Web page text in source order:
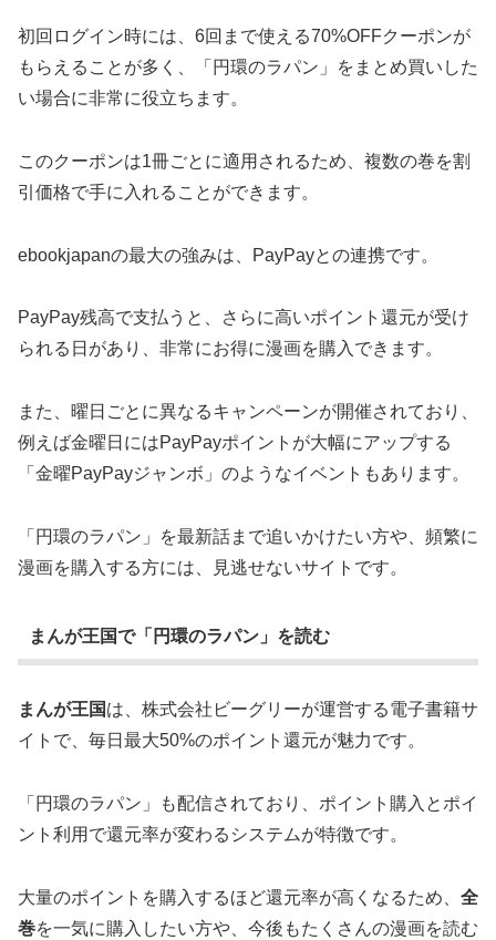
初回ログイン時には、6回まで使える70%OFFクーポンが
もらえることが多く、「円環のラパン」をまとめ買いした
い場合に非常に役立ちます。
このクーポンは1冊ごとに適用されるため、複数の巻を割
引価格で手に入れることができます。
ebookjapanの最大の強みは、PayPayとの連携です。
PayPay残高で支払うと、さらに高いポイント還元が受け
られる日があり、非常にお得に漫画を購入できます。
また、曜日ごとに異なるキャンペーンが開催されており、
例えば金曜日にはPayPayポイントが大幅にアップする
「金曜PayPayジャンボ」のようなイベントもあります。
「円環のラパン」を最新話まで追いかけたい方や、頻繁に
漫画を購入する方には、見逃せないサイトです。
まんが王国で「円環のラパン」を読む
まんが王国は、株式会社ビーグリーが運営する電子書籍サ
イトで、毎日最大50%のポイント還元が魅力です。
「円環のラパン」も配信されており、ポイント購入とポイ
ント利用で還元率が変わるシステムが特徴です。
大量のポイントを購入するほど還元率が高くなるため、 全
巻を一気に購入したい方や、今後もたくさんの漫画を読む